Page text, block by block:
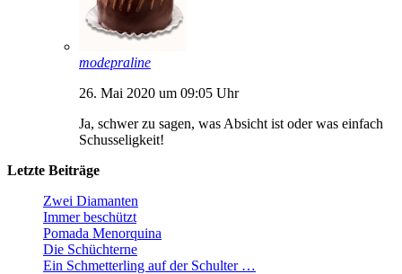
modepraline
26. Mai 2020 um 09:05 Uhr
Ja, schwer zu sagen, was Absicht ist oder was einfach
Schusseligkeit!
Letzte Beiträge
Zwei Diamanten
Immer beschützt
Pomada Menorquina
Die Schüchterne
Ein Schmetterling auf der Schulter …